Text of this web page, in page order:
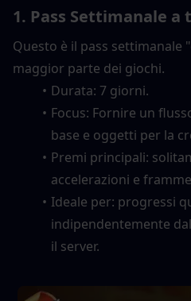
1. Pass Settimanale a
Questo è il pass settimanale
maggior parte dei giochi.
Durata: 7 giorni.
Focus: Fornire un
base e oggetti per la
Premi principali:
accelerazioni e
Ideale per: progressi
indipendentemente
il server.